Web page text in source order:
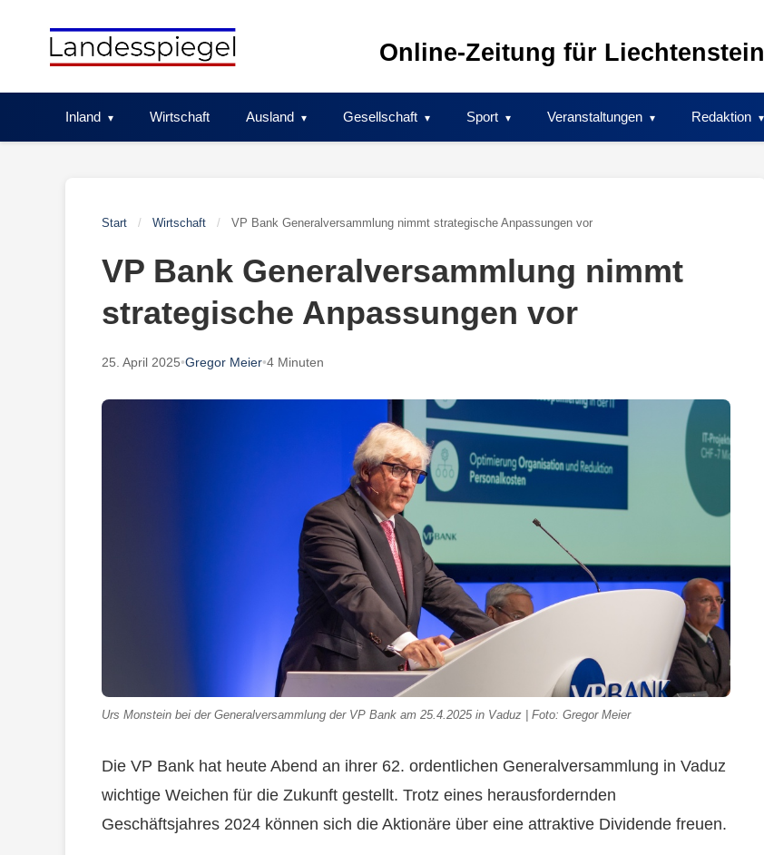
Online-Zeitung für Liechtenstein
Inland Wirtschaft Ausland Gesellschaft Sport Veranstaltungen Redaktion
Start / Wirtschaft / VP Bank Generalversammlung nimmt strategische Anpassungen vor
VP Bank Generalversammlung nimmt
strategische Anpassungen vor
25. April 2025•Gregor Meier•4 Minuten
Urs Monstein bei der Generalversammlung der VP Bank am 25.4.2025 in Vaduz | Foto: Gregor Meier
Die VP Bank hat heute Abend an ihrer 62. ordentlichen Generalversammlung in Vaduz
wichtige Weichen für die Zukunft gestellt. Trotz eines herausfordernden
Geschäftsjahres 2024 können sich die Aktionäre über eine attraktive Dividende freuen.